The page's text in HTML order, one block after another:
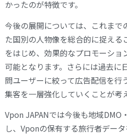
かったのが特徴です。
今後の展開については、これまで
た国別の人物像を総合的に捉える
をはじめ、効果的なプロモーショ
可能となります。さらには過去に
問ユーザーに絞って広告配信を行
集客を一層強化していくことが考
Vpon JAPANでは今後も地域DMO
し、Vponの保有する旅行者デー